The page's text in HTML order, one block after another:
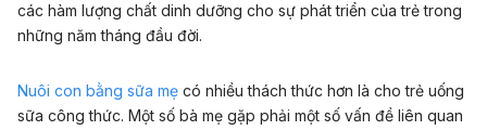
các hàm lượng chất dinh dưỡng cho sự phát triển của trẻ trong
những năm tháng đầu đời.
Nuôi con bằng sữa mẹ có nhiều thách thức hơn là cho trẻ uống
sữa công thức. Một số bà mẹ gặp phải một số vấn đề liên quan